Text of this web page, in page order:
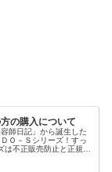
の購入について
師日記」から誕生した
Ｏ－Ｓシリーズ！すっ
は不正販売防止と正規品